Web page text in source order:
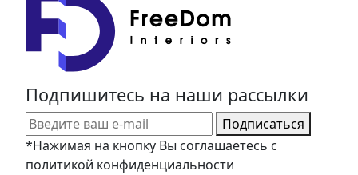
Подпишитесь на наши рассылки
Подписаться
*Нажимая на кнопку Вы соглашаетесь с
политикой конфиденциальности